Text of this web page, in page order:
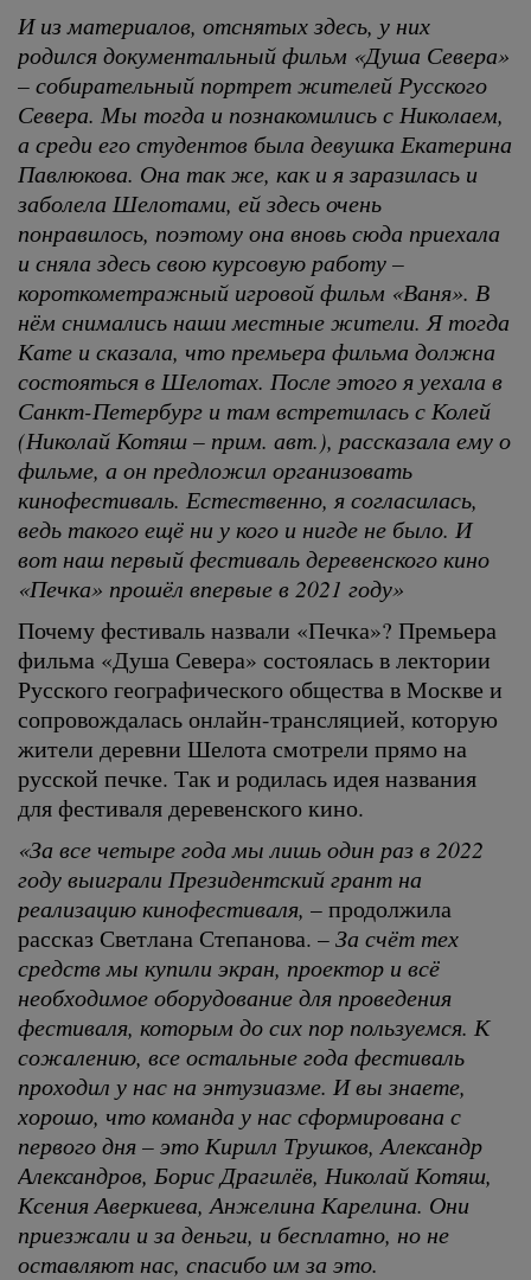
И из материалов, отснятых здесь, у них
родился документальный фильм «Душа Севера»
– собирательный портрет жителей Русского
Севера. Мы тогда и познакомились с Николаем,
а среди его студентов была девушка Екатерина
Павлюкова. Она так же, как и я заразилась и
заболела Шелотами, ей здесь очень
понравилось, поэтому она вновь сюда приехала
и сняла здесь свою курсовую работу –
короткометражный игровой фильм «Ваня». В
нём снимались наши местные жители. Я тогда
Кате и сказала, что премьера фильма должна
состояться в Шелотах. После этого я уехала в
Санкт-Петербург и там встретилась с Колей
(Николай Котяш – прим. авт.), рассказала ему о
фильме, а он предложил организовать
кинофестиваль. Естественно, я согласилась,
ведь такого ещё ни у кого и нигде не было. И
вот наш первый фестиваль деревенского кино
«Печка» прошёл впервые в 2021 году»
Почему фестиваль назвали «Печка»? Премьера
фильма «Душа Севера» состоялась в лектории
Русского географического общества в Москве и
сопровождалась онлайн-трансляцией, которую
жители деревни Шелота смотрели прямо на
русской печке. Так и родилась идея названия
для фестиваля деревенского кино.
«За все четыре года мы лишь один раз в 2022
году выиграли Президентский грант на
реализацию кинофестиваля, ­ – продолжила
рассказ Светлана Степанова. –За счёт тех
средств мы купили экран, проектор и всё
необходимое оборудование для проведения
фестиваля, которым до сих пор пользуемся. К
сожалению, все остальные года фестиваль
проходил у нас на энтузиазме. И вы знаете,
хорошо, что команда у нас сформирована с
первого дня – это Кирилл Трушков, Александр
Александров, Борис Драгилёв, Николай Котяш,
Ксения Аверкиева, Анжелина Карелина. Они
приезжали и за деньги, и бесплатно, но не
оставляют нас, спасибо им за это.